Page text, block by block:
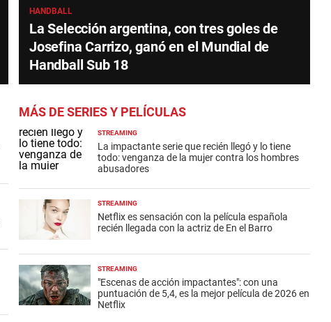
HANDBALL
La Selección argentina, con tres goles de
Josefina Carrizo, ganó en el Mundial de
Handball Sub 18
MÁS DE SERIES Y PELÍCULAS
STREAMING
La impactante serie que recién llegó y lo tiene
todo: venganza de la mujer contra los hombres
abusadores
STREAMING
Netflix es sensación con la película española
recién llegada con la actriz de En el Barro
STREAMING
"Escenas de acción impactantes": con una
puntuación de 5,4, es la mejor película de 2026 en
Netflix